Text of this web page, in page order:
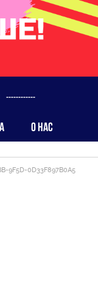
------------
О НАС
9F5D-0D33F897B0A5